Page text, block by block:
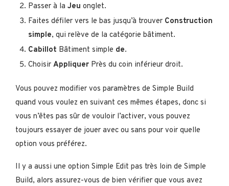
Passer à la Jeu onglet.
Faites défiler vers le bas jusqu’à trouver Construction
simple, qui relève de la catégorie bâtiment.
Cabillot Bâtiment simple de.
Choisir Appliquer Près du coin inférieur droit.
Vous pouvez modifier vos paramètres de Simple Build
quand vous voulez en suivant ces mêmes étapes, donc si
vous n’êtes pas sûr de vouloir l’activer, vous pouvez
toujours essayer de jouer avec ou sans pour voir quelle
option vous préférez.
Il y a aussi une option Simple Edit pas très loin de Simple
Build, alors assurez-vous de bien vérifier que vous avez